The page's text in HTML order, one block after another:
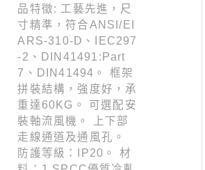
品特徵: 工藝先進，尺
寸精準，符合ANSI/EI
ARS-310-D、IEC297
-2、DIN41491:Part
7、DIN41494。 框架
拼裝結構，強度好，承
重達60KG。 可選配安
裝軸流風機。 上下部
走線通道及通風孔。
防護等級：IP20。 材